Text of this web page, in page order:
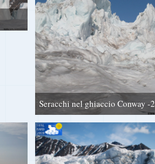
Seracchi nel ghiaccio Conway -2